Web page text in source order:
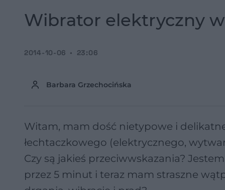
Wibrator elektryczny
Barbara Grzechocińska
2014-10-06 23:06
Witam, mam dość nietypowe i
łechtaczkowego (elektrycznego,
Czy są jakieś przeciwwskazania?
przez 5 minut i teraz mam straszne